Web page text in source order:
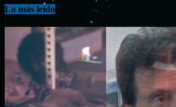
Lo más leído